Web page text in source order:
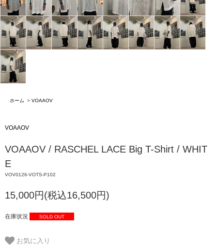
ホーム > VOAAOV
VOAAOV
VOAAOV / RASCHEL LACE Big T-Shirt / WHIT
E
VOV0126-VOTS-P102
15,000円(税込16,500円)
在庫状況 SOLD OUT
お気に入り